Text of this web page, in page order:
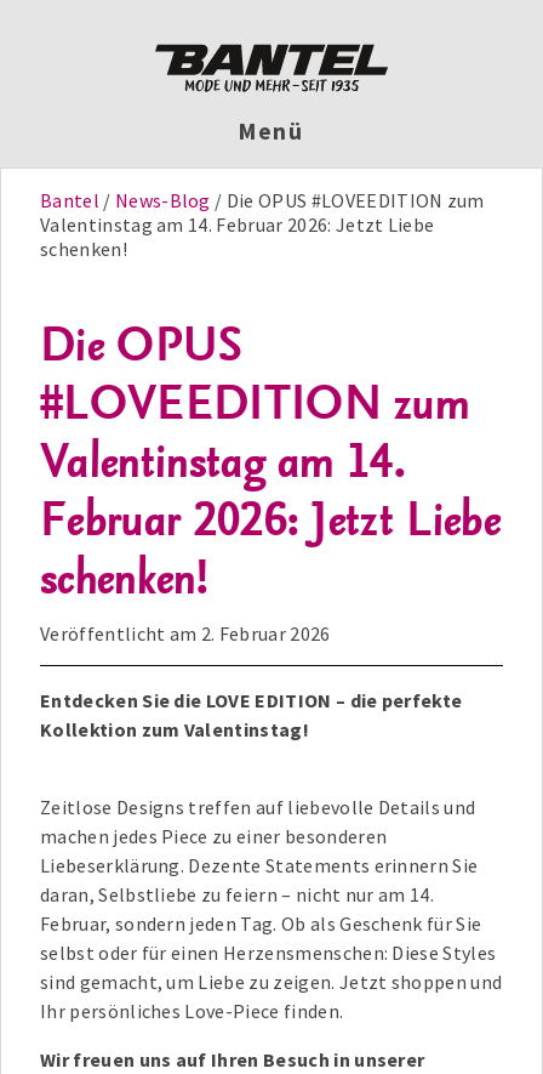
Menü
Bantel News-Blog
Die OPUS #LOVEEDITION zum
Valentinstag am 14. Februar 2026: Jetzt Liebe
schenken!
Die OPUS
#LOVEEDITION zum
Valentinstag am 14.
Februar 2026: Jetzt Liebe
schenken!
Veröffentlicht am 2. Februar 2026
Entdecken Sie die LOVE EDITION – die perfekte
Kollektion zum Valentinstag!
Zeitlose Designs treffen auf liebevolle Details und
machen jedes Piece zu einer besonderen
Liebeserklärung. Dezente Statements erinnern Sie
daran, Selbstliebe zu feiern – nicht nur am 14.
Februar, sondern jeden Tag. Ob als Geschenk für Sie
selbst oder für einen Herzensmenschen: Diese Styles
sind gemacht, um Liebe zu zeigen. Jetzt shoppen und
Ihr persönliches Love-Piece finden.
Wir freuen uns auf Ihren Besuch in unserer